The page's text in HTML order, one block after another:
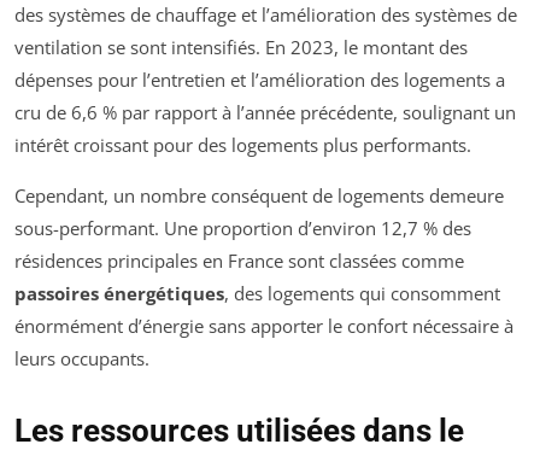
des systèmes de chauffage et l’amélioration des systèmes de
ventilation se sont intensifiés. En 2023, le montant des
dépenses pour l’entretien et l’amélioration des logements a
cru de 6,6 % par rapport à l’année précédente, soulignant un
intérêt croissant pour des logements plus performants.
Cependant, un nombre conséquent de logements demeure
sous-performant. Une proportion d’environ 12,7 % des
résidences principales en France sont classées comme
passoires énergétiques, des logements qui consomment
énormément d’énergie sans apporter le confort nécessaire à
leurs occupants.
Les ressources utilisées dans le